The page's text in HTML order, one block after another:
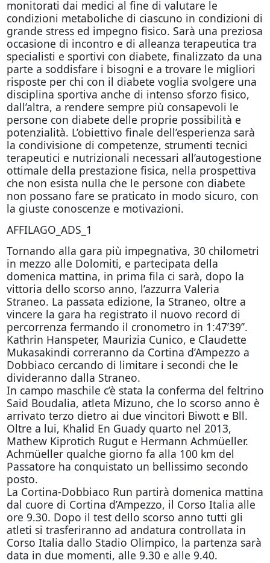
monitorati dai medici al fine di valutare le
condizioni metaboliche di ciascuno in condizioni di
grande stress ed impegno fisico. Sarà una preziosa
occasione di incontro e di alleanza terapeutica tra
specialisti e sportivi con diabete, finalizzato da una
parte a soddisfare i bisogni e a trovare le migliori
risposte per chi con il diabete voglia svolgere una
disciplina sportiva anche di intenso sforzo fisico,
dall’altra, a rendere sempre più consapevoli le
persone con diabete delle proprie possibilità e
potenzialità. L’obiettivo finale dell’esperienza sarà
la condivisione di competenze, strumenti tecnici
terapeutici e nutrizionali necessari all’autogestione
ottimale della prestazione fisica, nella prospettiva
che non esista nulla che le persone con diabete
non possano fare se praticato in modo sicuro, con
la giuste conoscenze e motivazioni.
AFFILAGO_ADS_1
Tornando alla gara più impegnativa, 30 chilometri
in mezzo alle Dolomiti, e partecipata della
domenica mattina, in prima fila ci sarà, dopo la
vittoria dello scorso anno, l’azzurra Valeria
Straneo. La passata edizione, la Straneo, oltre a
vincere la gara ha registrato il nuovo record di
percorrenza fermando il cronometro in 1:47’39’’.
Kathrin Hanspeter, Maurizia Cunico, e Claudette
Mukasakindi correranno da Cortina d’Ampezzo a
Dobbiaco cercando di limitare i secondi che le
divideranno dalla Straneo.
In campo maschile c’è stata la conferma del feltrino
Said Boudalia, atleta Mizuno, che lo scorso anno è
arrivato terzo dietro ai due vincitori Biwott e Bll.
Oltre a lui, Khalid En Guady quarto nel 2013,
Mathew Kiprotich Rugut e Hermann Achmüeller.
Achmüeller qualche giorno fa alla 100 km del
Passatore ha conquistato un bellissimo secondo
posto.
La Cortina-Dobbiaco Run partirà domenica mattina
dal cuore di Cortina d’Ampezzo, il Corso Italia alle
ore 9.30. Dopo il test dello scorso anno tutti gli
atleti si trasferiranno ad andatura controllata in
Corso Italia dallo Stadio Olimpico, la partenza sarà
data in due momenti, alle 9.30 e alle 9.40.